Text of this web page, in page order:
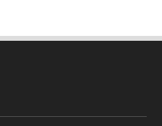
একাধিক অ...
August 06, 2026